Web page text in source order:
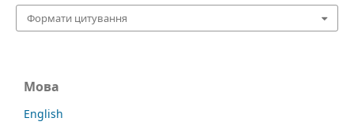
Формати цитування
Мова
English